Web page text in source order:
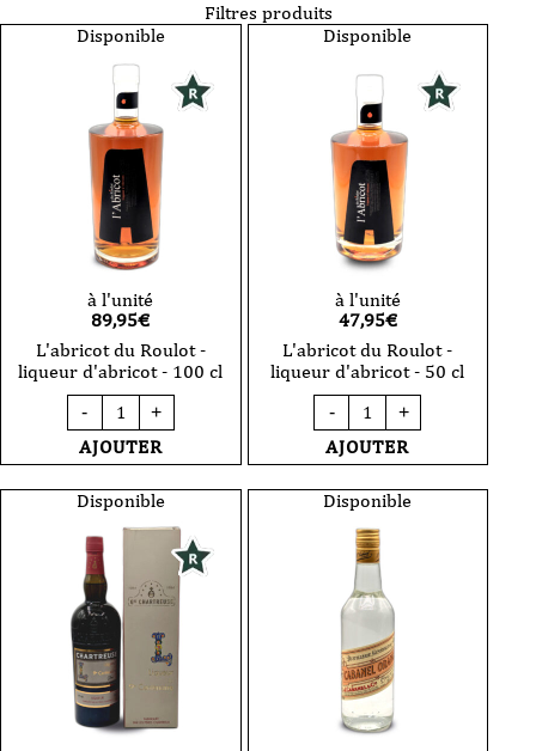
Filtres produits
Disponible
à l'unité
89,95€
L'abricot du Roulot -
liqueur d'abricot - 100 cl
-
quantité
de
L'abricot
du
-
liqueur
d'abricot
-
100
cl
+
AJOUTER
Disponible
à l'unité
47,95€
L'abricot du Roulot -
liqueur d'abricot - 50 cl
-
quantité
de
L'abricot
du
-
liqueur
d'abricot
50
cl
+
AJOUTER
Disponible Disponible